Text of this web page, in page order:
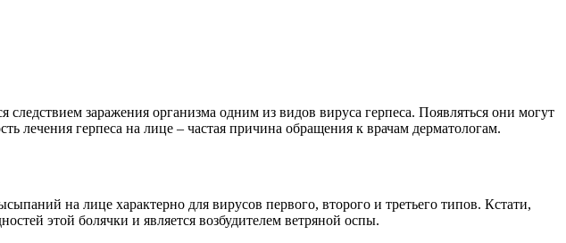
заражения организма одним из видов вируса герпеса. Появляться они могут
лечения герпеса на лице – частая причина обращения к врачам дерматологам.
на лице характерно для вирусов первого, второго и третьего типов. Кстати,
этой болячки и является возбудителем ветряной оспы.